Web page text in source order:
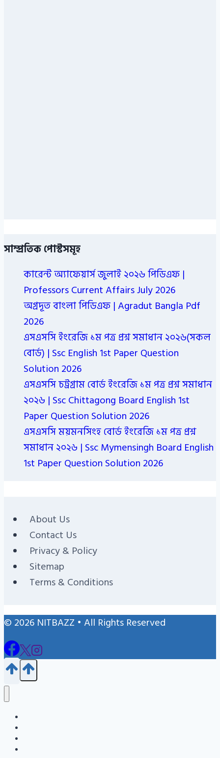
সাম্প্রতিক পোস্টসমূহ
কারেন্ট অ্যাফেয়ার্স জুলাই ২০২৬ পিডিএফ |
Professors Current Affairs July 2026
অগ্রদূত বাংলা পিডিএফ | Agradut Bangla Pdf
2026
এসএসসি ইংরেজি ১ম পত্র প্রশ্ন সমাধান ২০২৬(সকল
বোর্ড) | Ssc English 1st Paper Question
Solution 2026
এসএসসি চট্রগ্রাম বোর্ড ইংরেজি ১ম পত্র প্রশ্ন সমাধান
২০২৬ | Ssc Chittagong Board English 1st
Paper Question Solution 2026
এসএসসি ময়মনসিংহ বোর্ড ইংরেজি ১ম পত্র প্রশ্ন
সমাধান ২০২৬ | Ssc Mymensingh Board English
1st Paper Question Solution 2026
About Us
Contact Us
Privacy & Policy
Sitemap
Terms & Conditions
© 2026 NITBAZZ • All Rights Reserved